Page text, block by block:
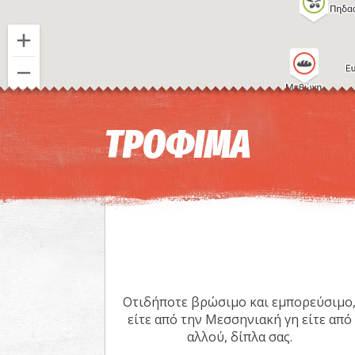
ΤΡΟΦΙΜΑ
Οτιδήποτε βρώσιμο και εμπορεύσιμο,
είτε από την Μεσσηνιακή γη είτε από
αλλού, δίπλα σας.